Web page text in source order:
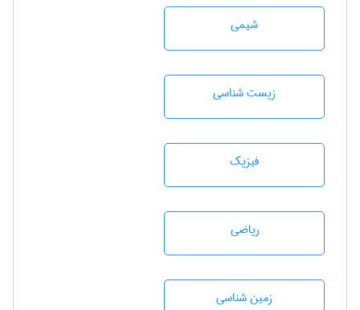
شيمی
زيست شناسی
فیزیک
رياضی
زمين شناسی